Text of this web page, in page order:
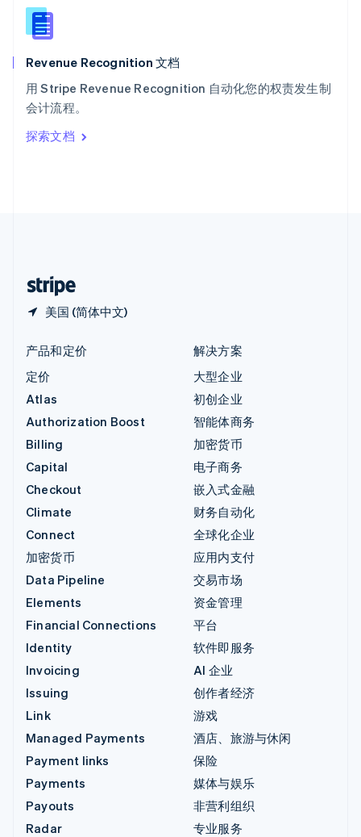
Revenue Recognition 文档
用 Stripe Revenue Recognition 自动化您的权责发生制
会计流程。
探索文档
美国 (简体中文)
English
新西兰
匈牙利
意大利
Italiano
印度
English
产品和定价
定价
Atlas
Authorization Boost
Billing
Capital
Checkout
Climate
Connect
加密货币
Data Pipeline
Elements
Financial Connections
Identity
Invoicing
Issuing
Link
Managed Payments
Payment links
Payments
Payouts
Radar
解决方案
大型企业
初创企业
智能体商务
加密货币
电子商务
嵌入式金融
财务自动化
全球化企业
应用内支付
交易市场
资金管理
平台
软件即服务
AI 企业
创作者经济
游戏
酒店、旅游与休闲
保险
媒体与娱乐
非营利组织
专业服务